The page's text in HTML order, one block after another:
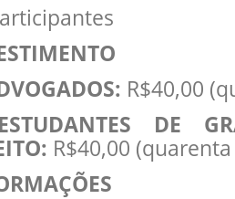
R$40,00
ESTUDANTES DE
R$40,00